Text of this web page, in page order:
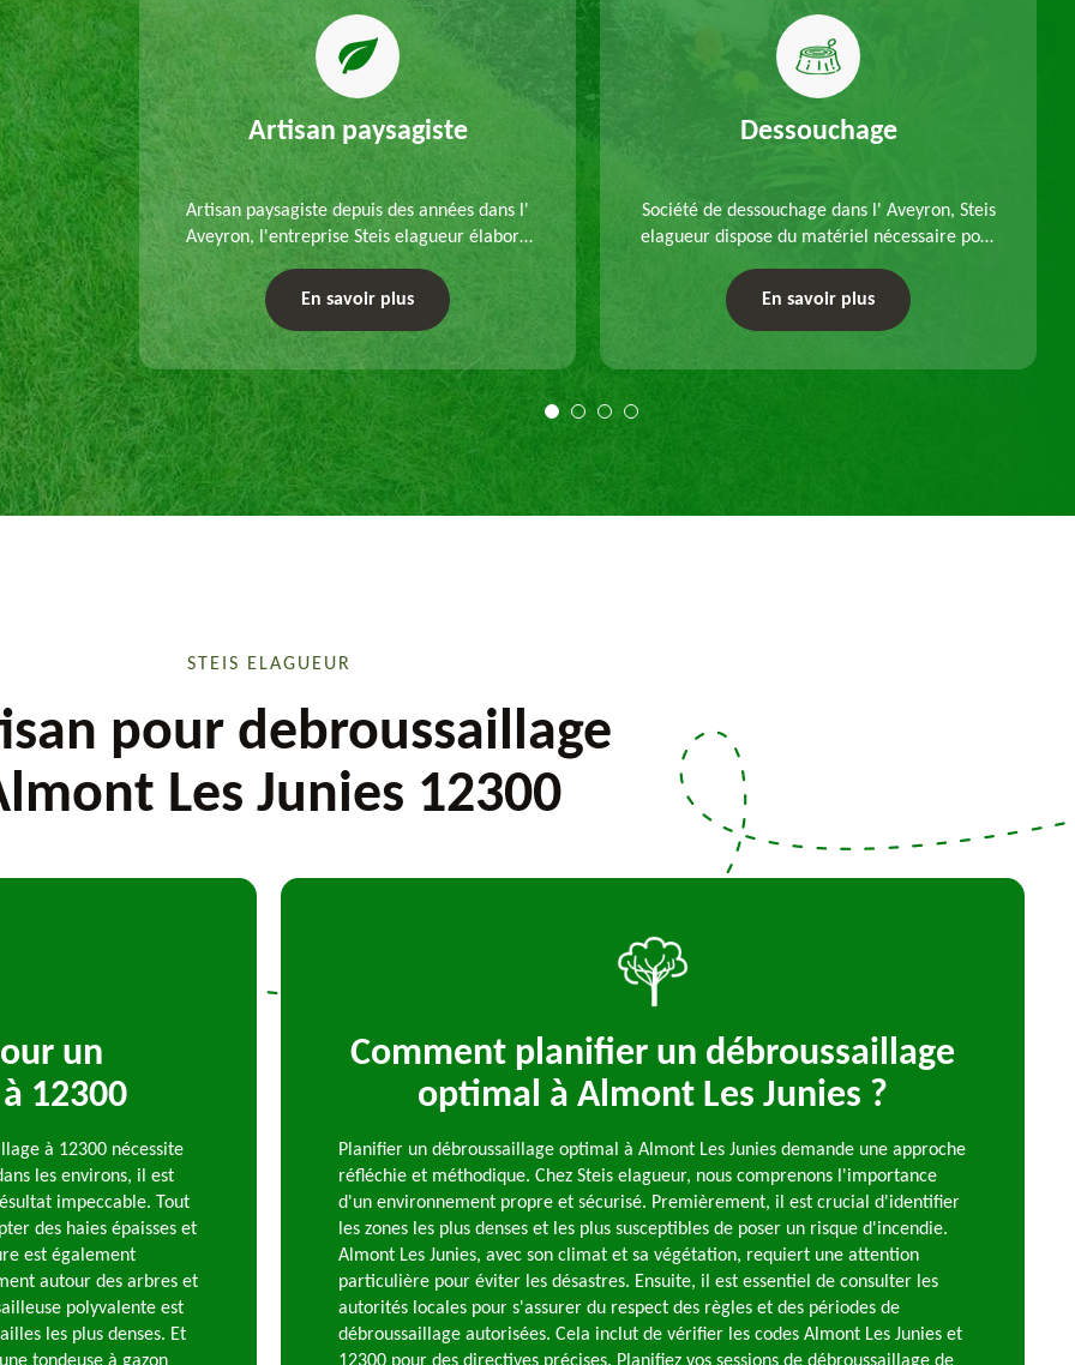
Artisan paysagiste
Artisan paysagiste depuis des années dans l'
Aveyron, l'entreprise Steis elagueur élabore
chaque plan d'aménagement paysager et
exécute les travaux afférents. Devis gratuit et
En savoir plus
Dessouchage
Société de dessouchage dans l' Aveyron, Steis
elagueur dispose du matériel nécessaire pour
un dessouchage manuel ou mécanique.
Travail selon les règles de l'art.
En savoir plus
STEIS ELAGUEUR
pour debroussaillage
Les Junies 12300
un
12300
à 12300 nécessite
les environs, il est
impeccable. Tout
des haies épaisses et
est également
autour des arbres et
polyvalente est
les plus denses. Et
Comment planifier un débroussaillage
optimal à Almont Les Junies ?
Planifier un débroussaillage optimal à Almont Les Junies demande une approche
réfléchie et méthodique. Chez Steis elagueur, nous comprenons l'importance
d'un environnement propre et sécurisé. Premièrement, il est crucial d'identifier
les zones les plus denses et les plus susceptibles de poser un risque d'incendie.
Almont Les Junies, avec son climat et sa végétation, requiert une attention
particulière pour éviter les désastres. Ensuite, il est essentiel de consulter les
autorités locales pour s'assurer du respect des règles et des périodes de
débroussaillage autorisées. Cela inclut de vérifier les codes Almont Les Junies et